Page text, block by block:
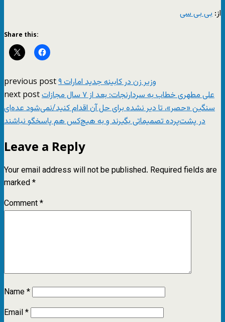
از: بی بی سی
Share this:
previous post ۹ وزیر زن در کابینه جدید امارات
next postعلی مطهری خطاب به سردارنجات: بعد از ۷ سال مجازات
سنگین «حصر»، تا دیر نشده برای حل آن اقدام کنید/نمی‌شود عده‌ای
در پشت‌پرده تصمیماتی بگیرند و به هیچ‌کس هم پاسخگو نباشند
Leave a Reply
Your email address will not be published. Required fields are
marked*
Comment*
Name*
Email*